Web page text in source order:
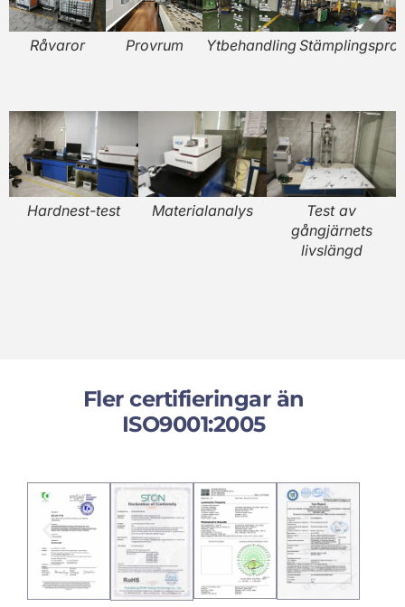
Råvaror Provrum Ytbehandling
Hardnest-test Materialanalys
Test av
gångjärnets
livslängd
Fler certifieringar än
ISO9001:2005